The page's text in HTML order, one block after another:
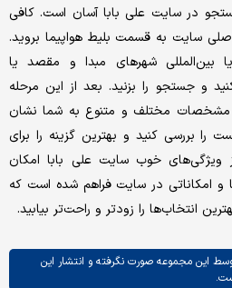
در سایت علی بابا آسان است. کافی
سایت به قسمت بلیط هواپیما بروید.
بین‌المللی شهرهای مبدا و مقصد یا
و جستجو را بزنید. بعد از این مرحله
با مشخصات مختلف و متنوع به شما نشان
را بررسی کنید و بهترین گزینه را برای
ویژگی‌های خوب سایت علی بابا امکان
و امکاناتی در سایت فراهم شده است که
انتخاب‌ها را زودتر و راحت‌تر بیابید.
این مجموعه صورت نگرفته و انتشار این